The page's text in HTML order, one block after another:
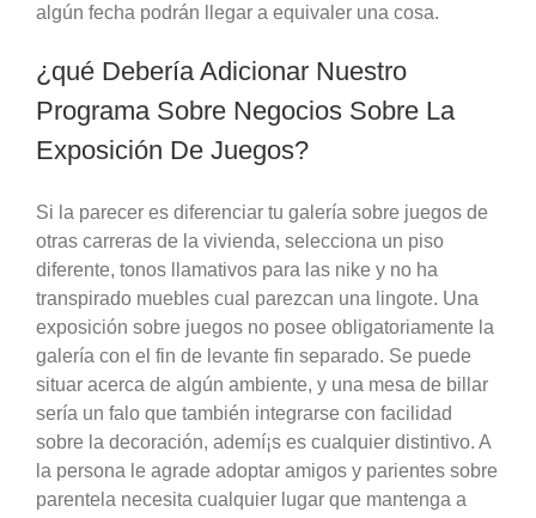
algún fecha podrán llegar a equivaler una cosa.
¿qué Debería Adicionar Nuestro
Programa Sobre Negocios Sobre La
Exposición De Juegos?
Si la parecer es diferenciar tu galería sobre juegos de
otras carreras de la vivienda, selecciona un piso
diferente, tonos llamativos para las nike y no ha
transpirado muebles cual parezcan una lingote. Una
exposición sobre juegos no posee obligatoriamente la
galería con el fin de levante fin separado. Se puede
situar acerca de algún ambiente, y una mesa de billar
serí­a un falo que también integrarse con facilidad
sobre la decoración, ademí¡s es cualquier distintivo. A
la persona le agrade adoptar amigos y parientes sobre
parentela necesita cualquier lugar que mantenga a